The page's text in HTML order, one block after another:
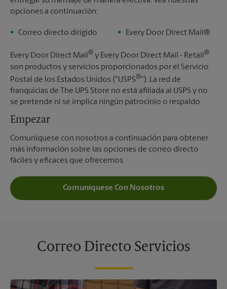
opciones a continuación:
Correo directo dirigido Every Door Direct Mail®
Every Door Direct Mail® y Every Door Direct Mail - Retail®
son productos y servicios proporcionados por el Servicio
Postal de los Estados Unidos ("USPS®"). La red de
franquicias de The UPS Store no está afiliada al USPS y no
se pretende ni se implica ningún patrocinio o respaldo.
Empezar
Comuníquese con nosotros a continuación para obtener
más información sobre las opciones de correo directo
fáciles y eficaces que ofrecemos.
Comuníquese Con Nosotros
Correo Directo Servicios